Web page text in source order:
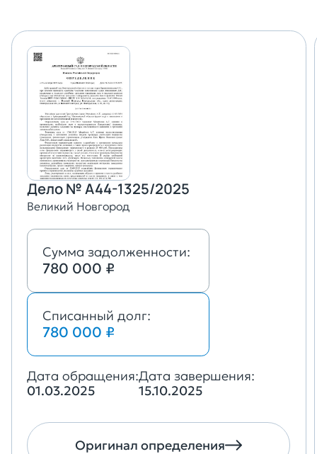
Дело № А44-1325/2025
Великий Новгород
Сумма задолженности:
780 000 ₽
Списанный долг:
780 000 ₽
Дата обращения:
01.03.2025
Дата завершения:
15.10.2025
Оригинал определения